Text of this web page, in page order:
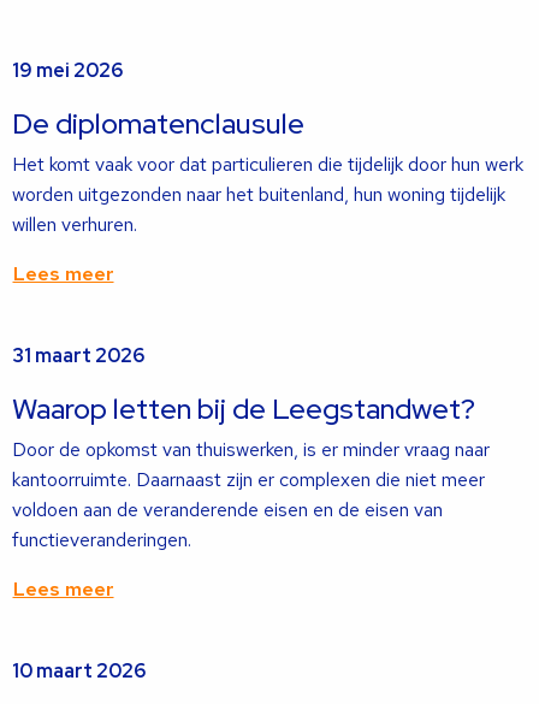
meer
19 mei 2026
De diplomatenclausule
Het komt vaak voor dat particulieren die tijdelijk door hun werk
worden uitgezonden naar het buitenland, hun woning tijdelijk
willen verhuren.
Lees meer
meer
31 maart 2026
Waarop letten bij de Leegstandwet?
Door de opkomst van thuiswerken, is er minder vraag naar
kantoorruimte. Daarnaast zijn er complexen die niet meer
voldoen aan de veranderende eisen en de eisen van
functieveranderingen.
Lees meer
meer
10 maart 2026